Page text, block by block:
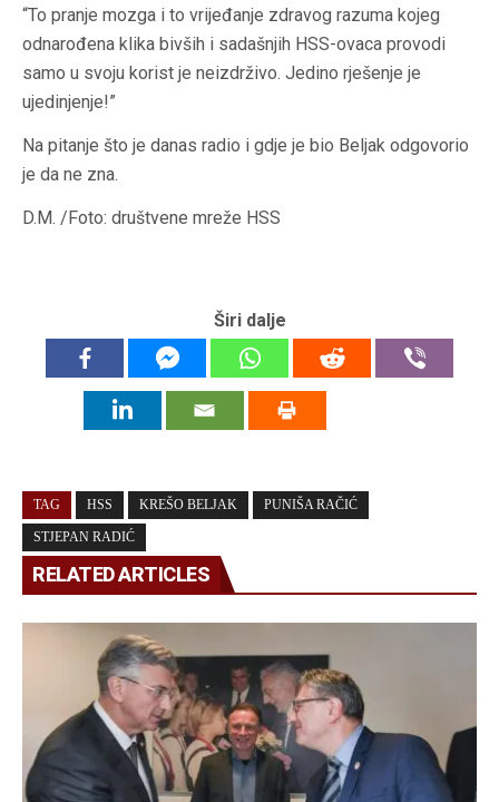
“To pranje mozga i to vrijeđanje zdravog razuma kojeg
odnarođena klika bivših i sadašnjih HSS-ovaca provodi
samo u svoju korist je neizdrživo. Jedino rješenje je
ujedinjenje!”
Na pitanje što je danas radio i gdje je bio Beljak odgovorio
je da ne zna.
D.M. /Foto: društvene mreže HSS
Širi dalje
TAG HSS KREŠO BELJAK PUNIŠA RAČIĆ
STJEPAN RADIĆ
RELATED ARTICLES